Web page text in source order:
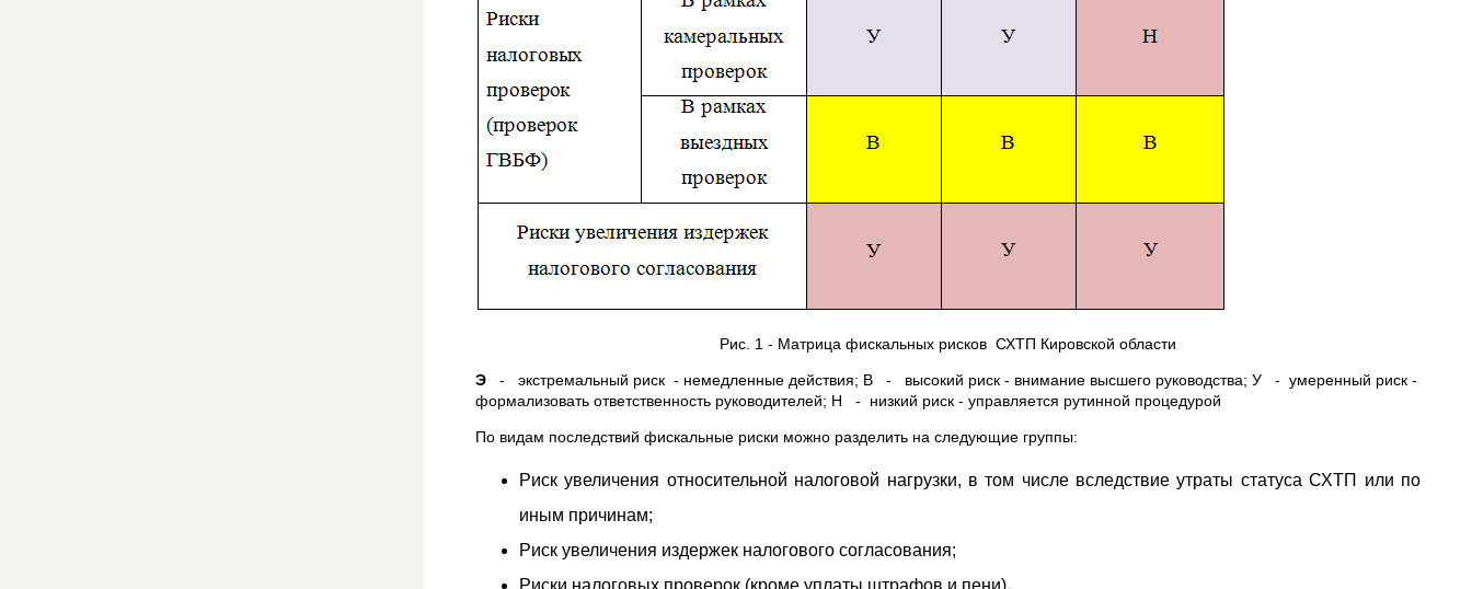
Рис. 1 - Матрица фискальных рисков СХТП Кировской области
Э - экстремальный риск - немедленные действия; В - высокий риск - внимание высшего руководства; У - умеренный риск -
формализовать ответственность руководителей; Н - низкий риск - управляется рутинной процедурой
По видам последствий фискальные риски можно разделить на следующие группы:
Риск увеличения относительной налоговой нагрузки, в том числе вследствие утраты статуса СХТП или по
иным причинам;
Риск увеличения издержек налогового согласования;
Риски налоговых проверок (кроме уплаты штрафов и пени).